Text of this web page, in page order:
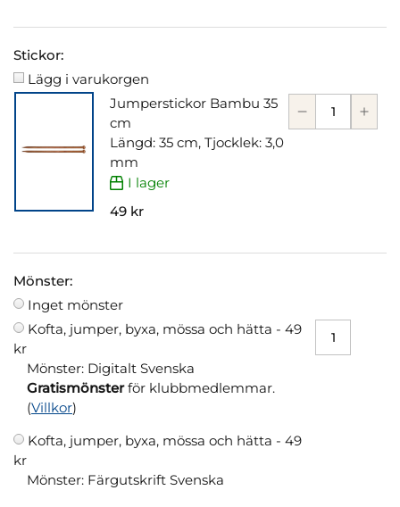
Stickor:
Lägg i varukorgen
Jumperstickor Bambu 35
cm
Längd: 35 cm, Tjocklek: 3,0
mm
I lager
49 kr
Mönster:
Inget mönster
Kofta, jumper, byxa, mössa och hätta - 49
kr
Mönster: Digitalt Svenska
Gratismönsterför klubbmedlemmar.
(Villkor)
Kofta, jumper, byxa, mössa och hätta - 49
kr
Mönster: Färgutskrift Svenska